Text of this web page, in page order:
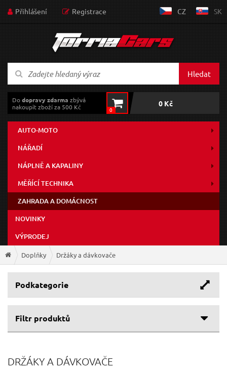
Přihlášení Registrace CZ SK
Hledat
Dodopravy zdarma zbývá
nakoupit zboží za 500 Kč
0
0 Kč
AUTO-MOTO
NÁŘADÍ
NÁPLNĚ A KAPALINY
MĚŘÍCÍ TECHNIKA
ZAHRADA A DOMÁCNOST
NOVINKY
VÝPRODEJ
Doplňky Držáky a dávkovače
Podkategorie
Filtr produktů
DRŽÁKY A DÁVKOVAČE